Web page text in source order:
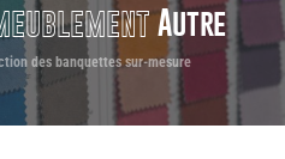
Autre
des banquettes sur-mesure